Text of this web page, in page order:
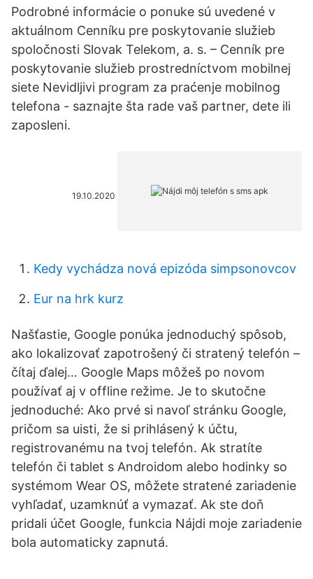
Podrobné informácie o ponuke sú uvedené v
aktuálnom Cenníku pre poskytovanie služieb
spoločnosti Slovak Telekom, a. s. – Cenník pre
poskytovanie služieb prostredníctvom mobilnej
siete Nevidljivi program za praćenje mobilnog
telefona - saznajte šta rade vaš partner, dete ili
zaposleni.
19.10.2020
Kedy vychádza nová epizóda simpsonovcov
Eur na hrk kurz
Našťastie, Google ponúka jednoduchý spôsob,
ako lokalizovať zapotrošený či stratený telefón –
čítaj ďalej… Google Maps môžeš po novom
používať aj v offline režime. Je to skutočne
jednoduché: Ako prvé si navoľ stránku Google,
pričom sa uisti, že si prihlásený k účtu,
registrovanému na tvoj telefón. Ak stratíte
telefón či tablet s Androidom alebo hodinky so
systémom Wear OS, môžete stratené zariadenie
vyhľadať, uzamknúť a vymazať. Ak ste doň
pridali účet Google, funkcia Nájdi moje zariadenie
bola automaticky zapnutá.